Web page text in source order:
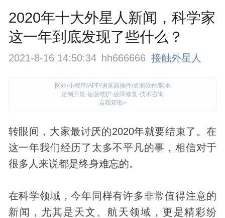
2020年十大外星人新闻，科学家
这一年到底发现了些什么？
2021-8-16 14:50:34 hh666666 接触外星人
网站/小程序/APP/浏览器插件/桌面软件/脚本
定制开发·运营维护·故障修复·技术咨询
点我获取>
转眼间，大家最讨厌的2020年就要结束了。在
这一年我们经历了太多不平凡的事，相信对于
很多人来说都是终身难忘的。
在科学领域，今年同样有许多非常值得注意的
新闻，尤其是天文、航天领域，更是精彩纷